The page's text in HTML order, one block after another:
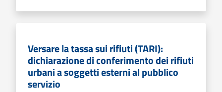
Versare la tassa sui rifiuti (TARI):
dichiarazione di conferimento dei rifiuti
urbani a soggetti esterni al pubblico
servizio